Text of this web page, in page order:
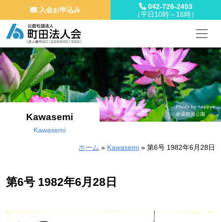
コンテンツへスキップ
メインナビゲーション
入会お申込み
042-726-2453
（平日10時～16時）
Kawasemi
Kawasemi
Photo by nappye
@薬師池公園
ホーム » Kawasemi » 第6号 1982年6月28日
第6号 1982年6月28日